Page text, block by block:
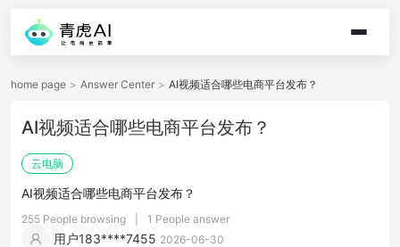
home page > Answer Center > AI视频适合哪些电商平台发布？
AI视频适合哪些电商平台发布？
云电脑
AI视频适合哪些电商平台发布？
255 People browsing 1 People answer
用户183****7455 2026-06-30